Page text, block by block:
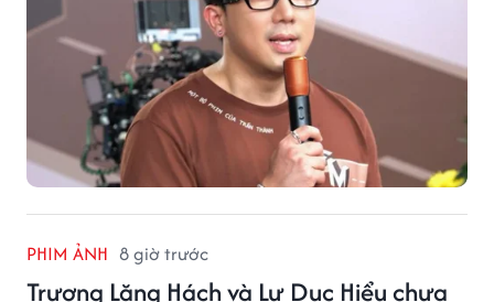
PHIM ẢNH 8 giờ trước
Trương Lăng Hách và Lư Dục Hiểu chưa